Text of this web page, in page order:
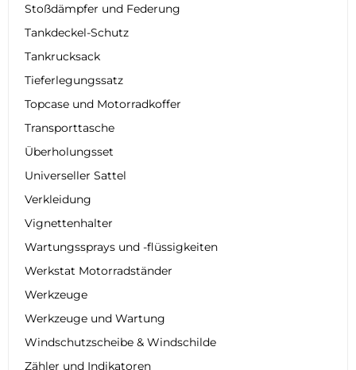
Stoßdämpfer und Federung
Tankdeckel-Schutz
Tankrucksack
Tieferlegungssatz
Topcase und Motorradkoffer
Transporttasche
Überholungsset
Universeller Sattel
Verkleidung
Vignettenhalter
Wartungssprays und -flüssigkeiten
Werkstat Motorradständer
Werkzeuge
Werkzeuge und Wartung
Windschutzscheibe & Windschilde
Zähler und Indikatoren